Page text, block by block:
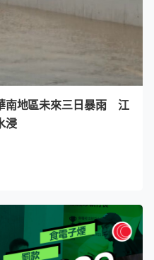
南地區未來三日暴雨 江
浸